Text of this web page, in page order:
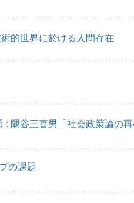
的世界に於ける人間存在
: 隅谷三喜男「社会政策論の
の課題